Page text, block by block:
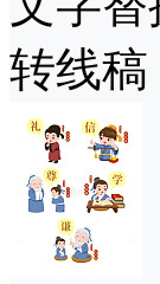
转线稿